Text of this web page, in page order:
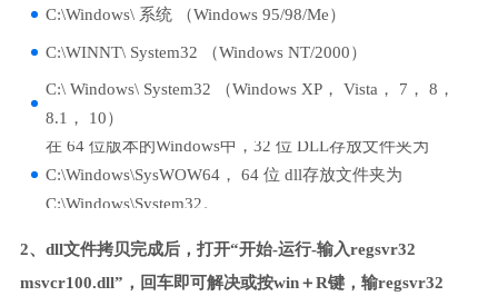
C:\Windows\ 系统 （Windows 95/98/Me）
C:\WINNT\ System32 （Windows NT/2000）
C:\ Windows\ System32 （Windows XP， Vista， 7， 8，
8.1， 10）
在 64 位版本的Windows中，32 位 DLL存放文件夹为
C:\Windows\SysWOW64， 64 位 dll存放文件夹为
C:\Windows\System32。
2、dll文件拷贝完成后，打开“开始-运行-输入regsvr32
msvcr100.dll”，回车即可解决或按win＋R键，输regsvr32